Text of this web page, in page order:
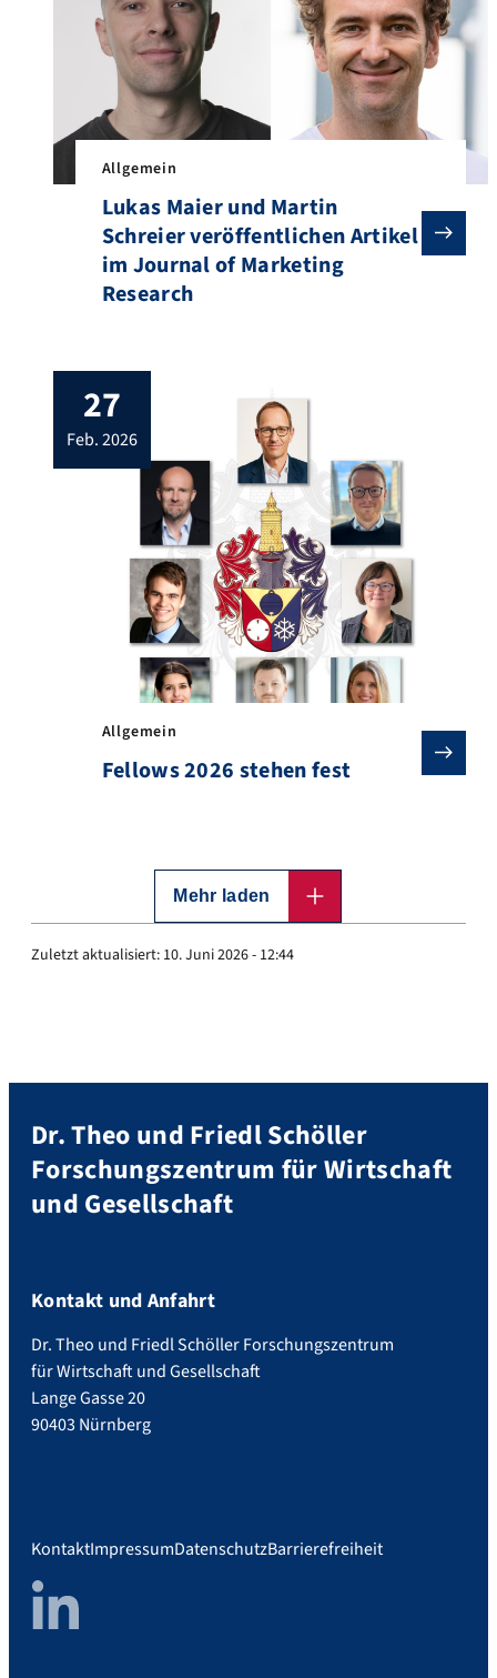
Allgemein
Lukas Maier und Martin
Schreier veröffentlichen Artikel
im Journal of Marketing
Research
27
feb. 2026
Allgemein
Fellows 2026 stehen fest
Mehr laden
Zuletzt aktualisiert: 10. Juni 2026 - 12:44
Dr. Theo und Friedl Schöller
Forschungszentrum für Wirtschaft
und Gesellschaft
Kontakt und Anfahrt
Dr. Theo und Friedl Schöller Forschungszentrum
für Wirtschaft und Gesellschaft
Lange Gasse 20
90403 Nürnberg
KontaktImpressumDatenschutzBarrierefreiheit
LinkedIn